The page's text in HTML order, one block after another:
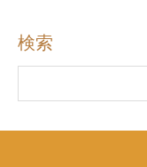
検索